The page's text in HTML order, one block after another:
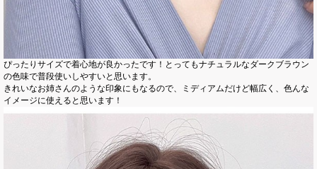
ぴったりサイズで着心地が良かったです！とってもナチュラルなダークブラウン
の色味で普段使いしやすいと思います。
きれいなお姉さんのような印象にもなるので、ミディアムだけど幅広く、色んな
イメージに使えると思います！